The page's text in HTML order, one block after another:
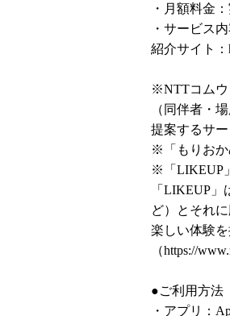
・月額料金
・サービス
紹介サイト：
※NTTコムウ
（同伴者・
提案するサー
※「もりおか
※「LIKEUP
「LIKEUP
ど）とそれ
楽しい体験
（https://
●ご利用方法
・アプリ：